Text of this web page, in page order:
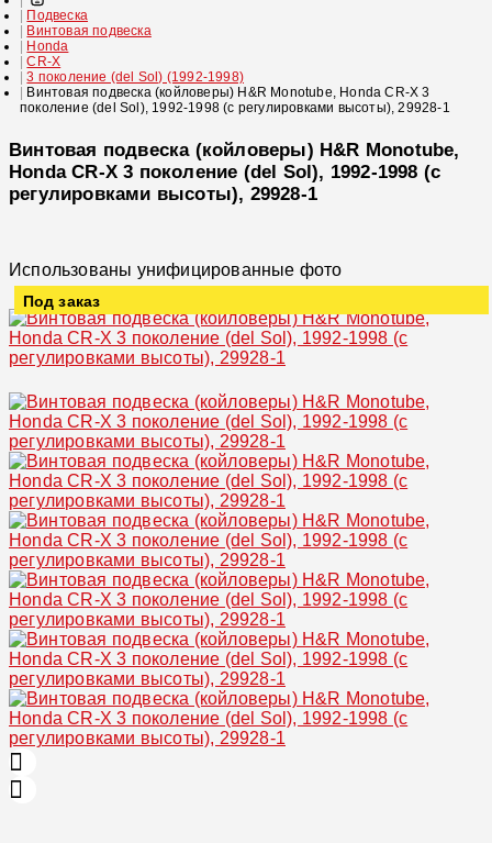
Подвеска
Винтовая подвеска
Honda
CR-X
3 поколение (del Sol) (1992-1998)
Винтовая подвеска (койловеры) H&R Monotube, Honda CR-X 3
поколение (del Sol), 1992-1998 (с регулировками высоты), 29928-1
Винтовая подвеска (койловеры) H&R Monotube,
Honda CR-X 3 поколение (del Sol), 1992-1998 (с
регулировками высоты), 29928-1
Использованы унифицированные фото
Под заказ